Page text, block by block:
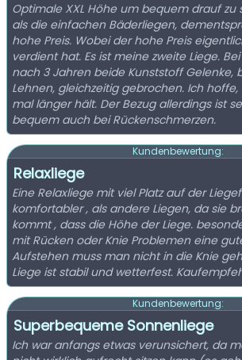
Optimale XXL Höhe um bequem drauf zu
als die einfachen Bäderliegen,
hohe Preis. Wobei der hohe Preis
verdient hat. Es ist meine zweite Liege.
nach 3 Jahren beide Kunststoff Gelenke,
Lehnen, gleichzeitig gebrochen. Ich hoffe,
mal länger hält. Der Bezug allerdings ist
bequem auch bei Rückenschmerzen.
Kundenbewertung:
Relaxliege
Eine Relaxliege mit viel Platz auf der
komfortabler , als andere Liegen, da sie
kommt , dass die Höhe der Liege.
mit Rücken oder Knie Problemen eine
Aufstehen muss man nicht in die Knie
Liege ist stabil und wetterfest.
Kundenbewertung:
Superbequeme Sonnenliege
Ich war anfangs etwas verunsichert, da